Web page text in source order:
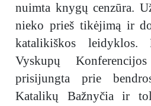
nuimta knygų cenzūra.
nieko prieš tikėjimą ir
katalikiškos leidyklos.
Vyskupų
prisijungta prie
Katalikų Bažnyčia ir